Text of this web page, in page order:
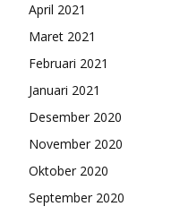
April 2021
Maret 2021
Februari 2021
Januari 2021
Desember 2020
November 2020
Oktober 2020
September 2020